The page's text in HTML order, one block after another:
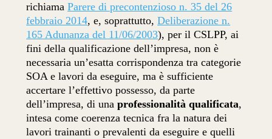
richiamaParere di precontenzioso n. 35 del 26
febbraio 2014, e, soprattutto,Deliberazione n.
165 Adunanza del 11/06/2003), per il CSLPP, ai
fini della qualificazione dell’impresa, non è
necessaria un’esatta corrispondenza tra categorie
SOA e lavori da eseguire, ma è sufficiente
accertare l’effettivo possesso, da parte
dell’impresa, di una professionalità qualificata,
intesa come coerenza tecnica fra la natura dei
lavori trainanti o prevalenti da eseguire e quelli